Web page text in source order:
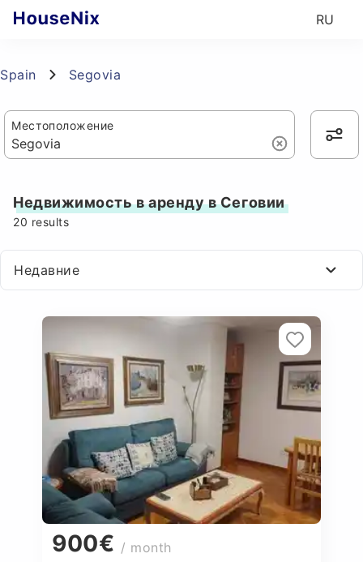
RU
Spain Segovia
Местоположение
Недвижимость в аренду в Сеговии
20 results
Недавние
900€ / month